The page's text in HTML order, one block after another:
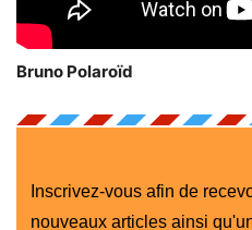
Bruno Polaroïd
Inscrivez-vous afin de
nouveaux articles ainsi